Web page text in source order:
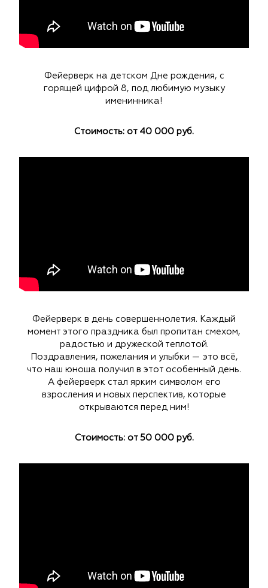
Фейерверк на детском Дне рождения, с
горящей цифрой 8, под любимую музыку
именинника!
Стоимость: от 40 000 руб.
Фейерверк в день совершеннолетия. Каждый
момент этого праздника был пропитан смехом,
радостью и дружеской теплотой.
Поздравления, пожелания и улыбки — это всё,
что наш юноша получил в этот особенный день.
А фейерверк стал ярким символом его
взросления и новых перспектив, которые
открываются перед ним!
Стоимость: от 50 000 руб.